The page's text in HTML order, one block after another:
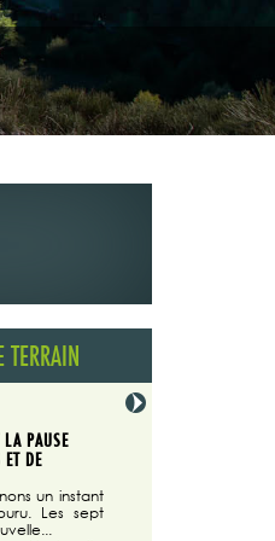
TERRAIN
PAUSE
DE
un instant
Les sept
29/07/2026